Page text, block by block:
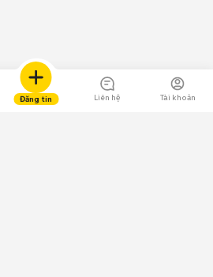
Đăng tin Liên hệ Tài khoản